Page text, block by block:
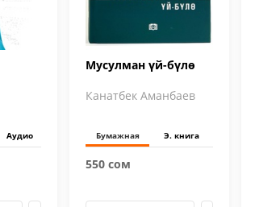
Аудио
Мусулман үй-бүлө
Канатбек Аманбаев
Бумажная Э. книга
550 сом